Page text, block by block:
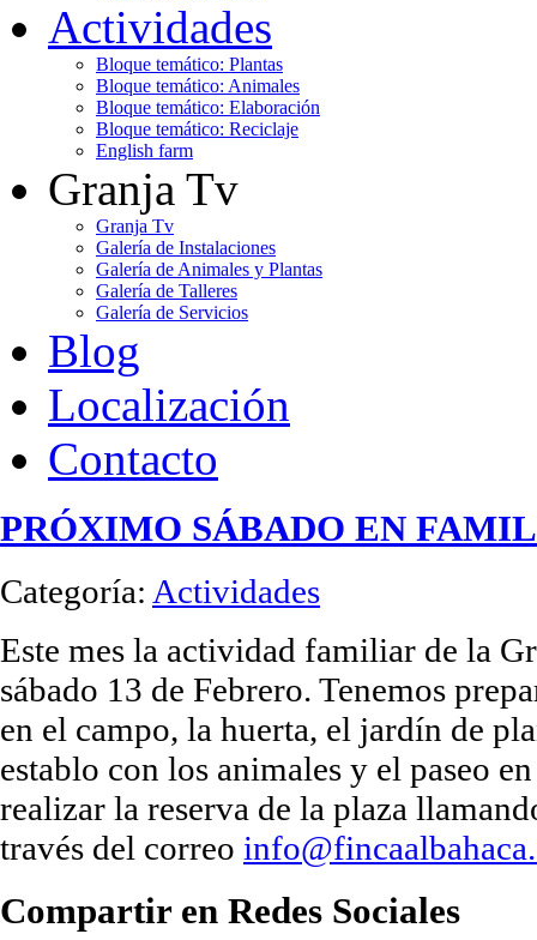
Actividades
Bloque temático: Plantas
Bloque temático: Animales
Bloque temático: Elaboración
Bloque temático: Reciclaje
English farm
Granja Tv
Granja Tv
Galería de Instalaciones
Galería de Animales y Plantas
Galería de Talleres
Galería de Servicios
Blog
Localización
Contacto
PRÓXIMO SÁBADO EN
Categoría: Actividades
Este mes la actividad familiar de la
sábado 13 de Febrero. Tenemos
en el campo, la huerta, el jardín de
establo con los animales y el paseo
realizar la reserva de la plaza
través del correo
Compartir en Redes Sociales